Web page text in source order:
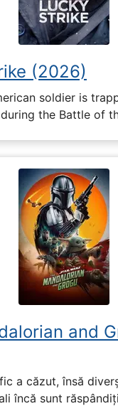
(2026)
soldier is
the Battle of
and
a căzut, însă
încă sunt